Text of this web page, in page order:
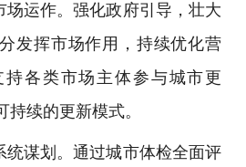
运作。强化政府引导，壮大
发挥市场作用，持续优化营
各类市场主体参与城市更
续的更新模式。
谋划。通过城市体检全面评